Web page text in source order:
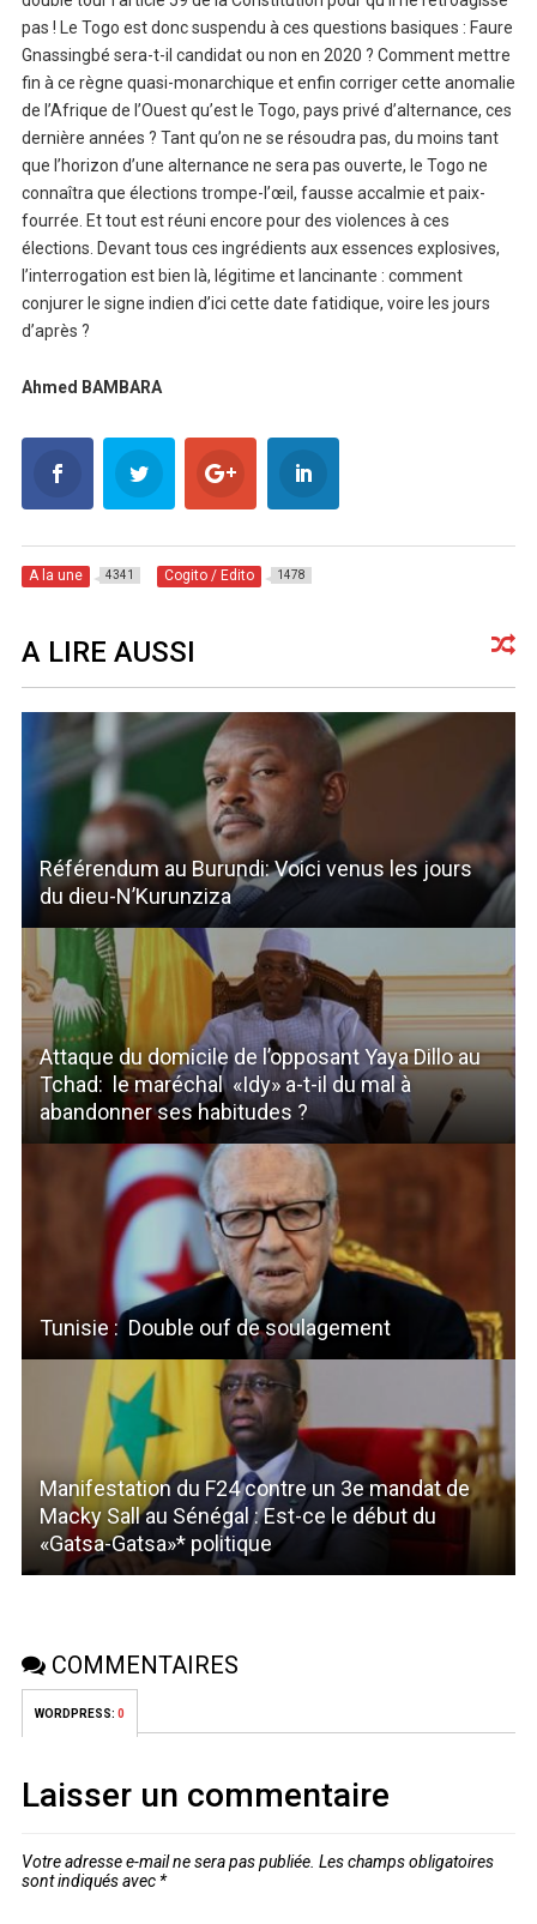
pas ! Le Togo est donc suspendu à ces questions basiques : Faure
Gnassingbé sera-t-il candidat ou non en 2020 ? Comment mettre
fin à ce règne quasi-monarchique et enfin corriger cette anomalie
de l’Afrique de l’Ouest qu’est le Togo, pays privé d’alternance, ces
dernière années ? Tant qu’on ne se résoudra pas, du moins tant
que l’horizon d’une alternance ne sera pas ouverte, le Togo ne
connaîtra que élections trompe-l’œil, fausse accalmie et paix-
fourrée. Et tout est réuni encore pour des violences à ces
élections. Devant tous ces ingrédients aux essences explosives,
l’interrogation est bien là, légitime et lancinante : comment
conjurer le signe indien d’ici cette date fatidique, voire les jours
d’après ?
Ahmed BAMBARA
A la une 4341 Cogito / Edito 1478
A LIRE AUSSI
Référendum au Burundi: Voici venus les jours
du dieu-N’Kurunziza
Attaque du domicile de l’opposant Yaya Dillo au
Tchad: le maréchal «Idy» a-t-il du mal à
abandonner ses habitudes ?
Tunisie : Double ouf de soulagement
Manifestation du F24 contre un 3e mandat de
Macky Sall au Sénégal : Est-ce le début du
«Gatsa-Gatsa»* politique
COMMENTAIRES
WORDPRESS: 0
Laisser un commentaire
Votre adresse e-mail ne sera pas publiée. Les champs obligatoires
sont indiqués avec *